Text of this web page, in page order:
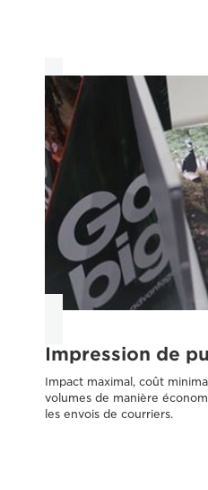
Impression de
Impact maximal, coût
volumes de manière
les envois de courriers.